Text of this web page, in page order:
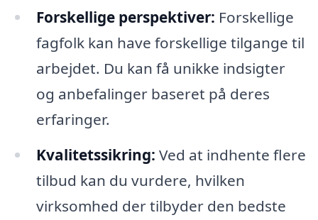
Forskellige perspektiver: Forskellige
fagfolk kan have forskellige tilgange til
arbejdet. Du kan få unikke indsigter
og anbefalinger baseret på deres
erfaringer.
Kvalitetssikring: Ved at indhente flere
tilbud kan du vurdere, hvilken
virksomhed der tilbyder den bedste